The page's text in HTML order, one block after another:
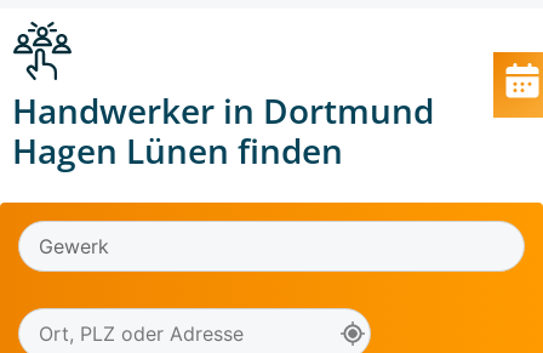
Handwerker in Dortmund
Hagen Lünen finden